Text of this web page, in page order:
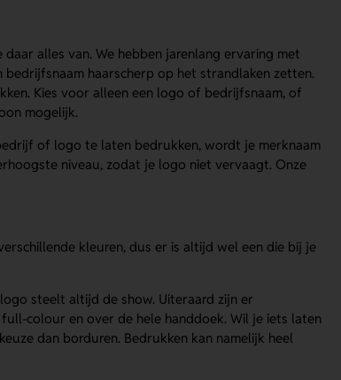
alles van. We hebben jarenlang ervaring met
haarscherp op het strandlaken zetten.
Kies voor alleen een logo of bedrijfsnaam, of
mogelijk.
of logo te laten bedrukken, wordt je merknaam
niveau, zodat je logo niet vervaagt. Onze
kleuren, dus er is altijd wel een die bij je
steelt altijd de show. Uiteraard zijn er
colour en over de hele handdoek. Wil je iets laten
dan borduren. Bedrukken kan namelijk heel